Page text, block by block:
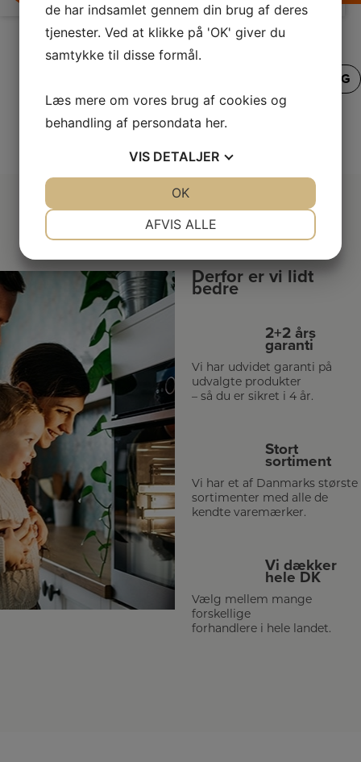
SE VORES FULDE UDVALG
Derfor er vi lidt
bedre
2+2 års
garanti
Vi har udvidet garanti på
udvalgte produkter
– så du er sikret i 4 år.
Stort
sortiment
Vi har et af Danmarks største
sortimenter med alle de
kendte varemærker.
Vi dækker
hele DK
Vælg mellem mange
forskellige
forhandlere i hele landet.
de har indsamlet gennem din brug af deres
tjenester. Ved at klikke på 'OK' giver du
samtykke til disse formål.
Læs mere om vores brug af cookies og
behandling af persondata her.
VIS DETALJER
MARKETING STATISTIK
AFVIS ALLE
OK